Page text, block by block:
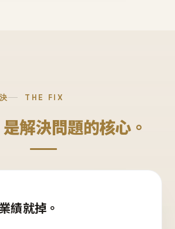
THE FIX
是解決問題的核心。
績就掉。